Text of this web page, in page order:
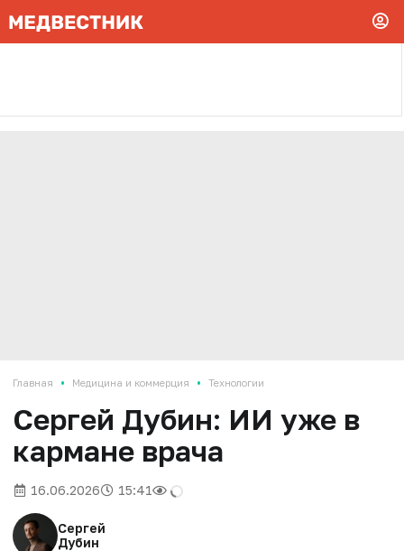
Главная • Медицина и коммерция • Технологии
Сергей Дубин: ИИ уже в
кармане врача
16.06.2026 15:41
Сергей
Дубин